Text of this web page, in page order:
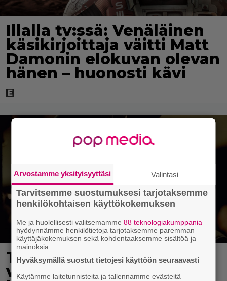
Illalla tv:ssä: Venäläinen
käsikirjoittaja väitti Matt
Damonin elokuvan olevan
hänen – huonosti kävi
Tänään tv:ssä: Loistoleffa
vuodelta 1999 – Stephen
Arvostamme yksityisyyttäsi Valintasi
Tarvitsemme suostumuksesi tarjotaksemme
henkilökohtaisen käyttökokemuksen
Me ja huolellisesti valitsemamme88 teknologiakumppania
hyödynnämme henkilötietoja tarjotaksemme paremman
käyttäjäkokemuksen sekä kohdentaaksemme sisältöä ja
mainoksia.
Hyväksymällä suostut tietojesi käyttöön seuraavasti
Käytämme laitetunnisteita ja tallennamme evästeitä